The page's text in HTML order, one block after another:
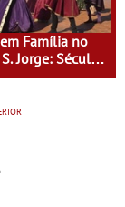
Família no
Jorge: Século
de Mulheres -